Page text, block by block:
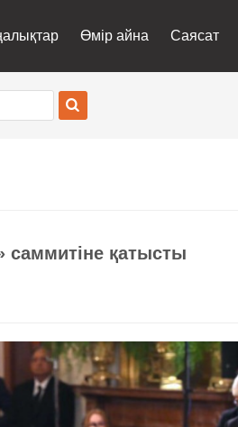
Өмір айна Саясат
қатысты